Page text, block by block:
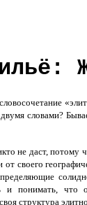
словами?
не даст, потому
от своего
и понимать, что
структура